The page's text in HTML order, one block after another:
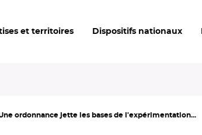
et territoires Dispositifs nationaux
ordonnance jette les bases de l'expérimentation...